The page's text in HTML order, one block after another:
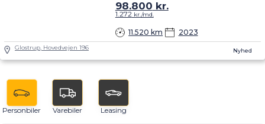
Nyhed
11.520 km 2023
98.800 kr.
1.272kr./md.
Glostrup, Hovedvejen 196
Personbiler Varebiler Leasing